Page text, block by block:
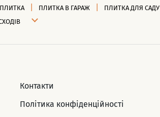
ПЛИТКА В ГАРАЖ ПЛИТКА ДЛЯ САДУ
Контакти
Політика конфіденційності